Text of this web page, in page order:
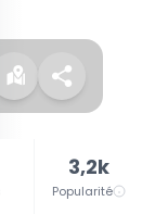
3,2k
Popularité